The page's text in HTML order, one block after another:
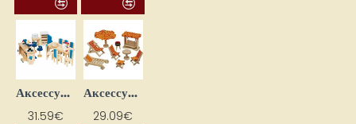
Аксессуары для кукол «Кухня 2»
31.59€
Аксессуары для кукол «Отдых в саду»
29.09€